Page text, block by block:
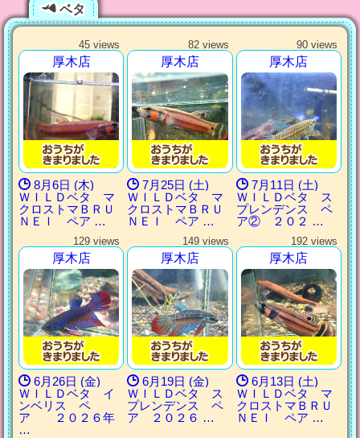
ベタ
45 views
厚木店
8月6日 (木)
ＷＩＬＤベタ マ
クロストマＢＲＵ
ＮＥＩ ペア …
82 views
厚木店
7月25日 (土)
ＷＩＬＤベタ マ
クロストマＢＲＵ
ＮＥＩ ペア …
90 views
厚木店
7月11日 (土)
ＷＩＬＤベタ ス
プレンデンス ペ
ア② ２０２ …
129 views
厚木店
6月26日 (金)
ＷＩＬＤベタ イ
ンベリス ペ
ア ２０２６年
…
149 views
厚木店
6月19日 (金)
ＷＩＬＤベタ ス
プレンデンス ペ
ア ２０２６ …
192 views
厚木店
6月13日 (土)
ＷＩＬＤベタ マ
クロストマＢＲＵ
ＮＥＩ ペア …